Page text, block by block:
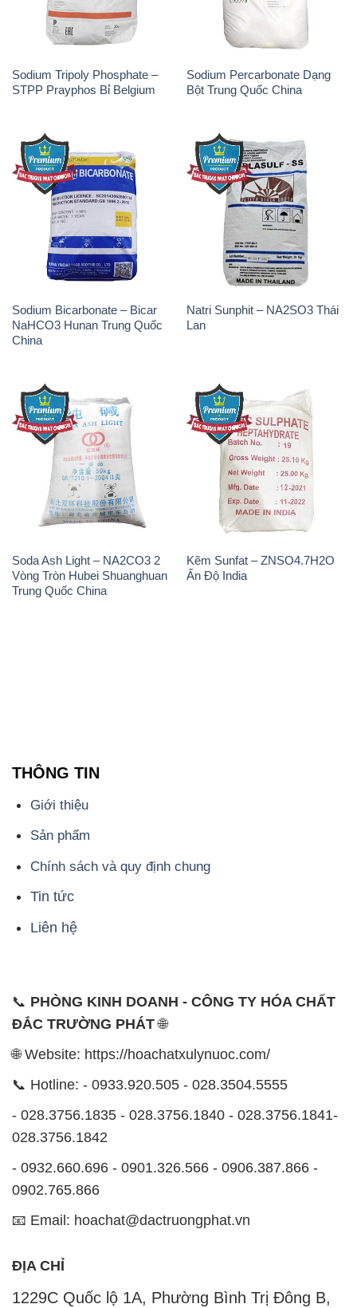
Sodium Tripoly Phosphate –
STPP Prayphos Bỉ Belgium
Sodium Percarbonate Dạng
Bột Trung Quốc China
Sodium Bicarbonate – Bicar
NaHCO3 Hunan Trung Quốc
China
Natri Sunphit – NA2SO3 Thái
Lan
Soda Ash Light – NA2CO3 2
Vòng Tròn Hubei Shuanghuan
Trung Quốc China
Kẽm Sunfat – ZNSO4.7H2O
Ấn Độ India
THÔNG TIN
Giới thiệu
Sản phẩm
Chính sách và quy định chung
Tin tức
Liên hệ
📞 PHÒNG KINH DOANH - CÔNG TY HÓA CHẤT
ĐẮC TRƯỜNG PHÁT🌐
🌐 Website: https://hoachatxulynuoc.com/
📞 Hotline: - 0933.920.505 - 028.3504.5555
- 028.3756.1835 - 028.3756.1840 - 028.3756.1841-
028.3756.1842
- 0932.660.696 - 0901.326.566 - 0906.387.866 -
0902.765.866
📧 Email: hoachat@dactruongphat.vn
ĐỊA CHỈ
1229C Quốc lộ 1A, Phường Bình Trị Đông B,